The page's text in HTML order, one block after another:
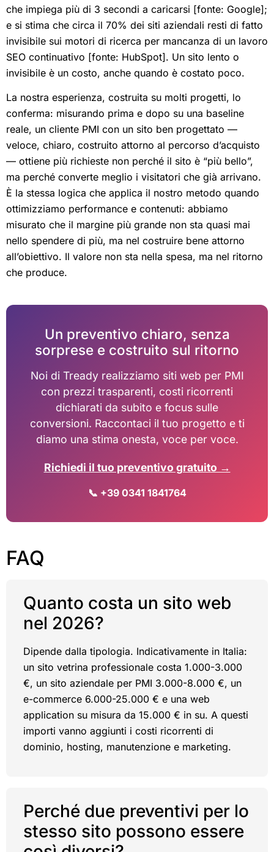
che impiega più di 3 secondi a caricarsi [fonte: Google];
e si stima che circa il 70% dei siti aziendali resti di fatto
invisibile sui motori di ricerca per mancanza di un lavoro
SEO continuativo [fonte: HubSpot]. Un sito lento o
invisibile è un costo, anche quando è costato poco.
La nostra esperienza, costruita su molti progetti, lo
conferma: misurando prima e dopo su una baseline
reale, un cliente PMI con un sito ben progettato —
veloce, chiaro, costruito attorno al percorso d’acquisto
— ottiene più richieste non perché il sito è “più bello”,
ma perché converte meglio i visitatori che già arrivano.
È la stessa logica che applica il nostro metodo quando
ottimizziamo performance e contenuti: abbiamo
misurato che il margine più grande non sta quasi mai
nello spendere di più, ma nel costruire bene attorno
all’obiettivo. Il valore non sta nella spesa, ma nel ritorno
che produce.
Un preventivo chiaro, senza
sorprese e costruito sul ritorno
Noi di Tready realizziamo siti web per PMI
con prezzi trasparenti, costi ricorrenti
dichiarati da subito e focus sulle
conversioni. Raccontaci il tuo progetto e ti
diamo una stima onesta, voce per voce.
Richiedi il tuo preventivo gratuito →
📞 +39 0341 1841764
FAQ
Quanto costa un sito web
nel 2026?
Dipende dalla tipologia. Indicativamente in Italia:
un sito vetrina professionale costa 1.000-3.000
€, un sito aziendale per PMI 3.000-8.000 €, un
e-commerce 6.000-25.000 € e una web
application su misura da 15.000 € in su. A questi
importi vanno aggiunti i costi ricorrenti di
dominio, hosting, manutenzione e marketing.
Perché due preventivi per lo
stesso sito possono essere